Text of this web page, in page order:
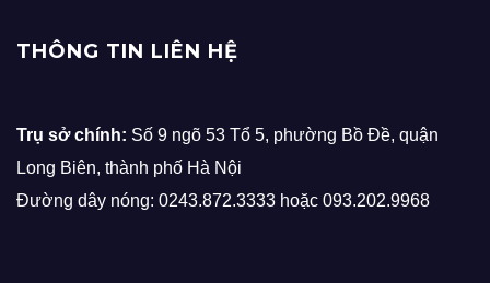
THÔNG TIN LIÊN HỆ
Trụ sở chính: Số 9 ngõ 53 Tổ 5, phường Bồ Đề, quận
Long Biên, thành phố Hà Nội
Đường dây nóng: 0243.872.3333 hoặc 093.202.9968